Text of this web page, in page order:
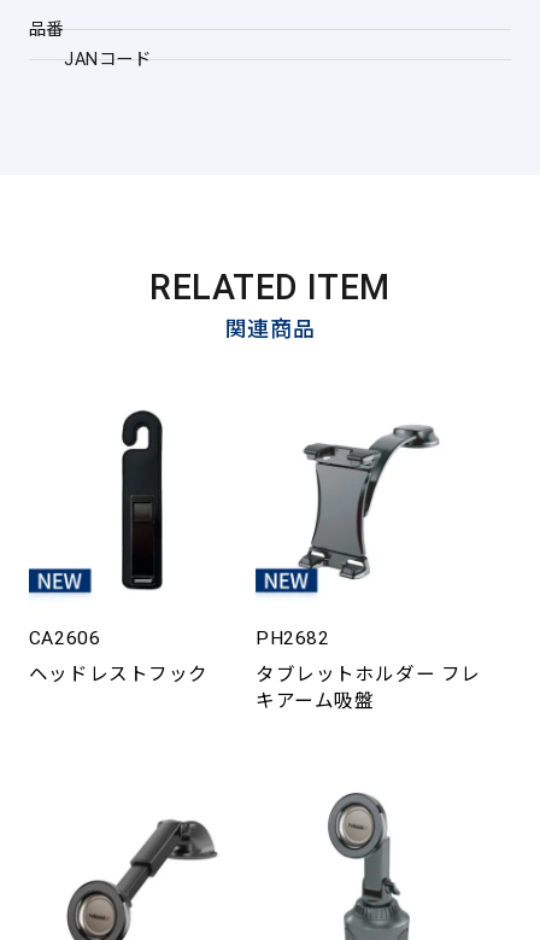
品番
JANコード
RELATED ITEM
関連商品
CA2606
ヘッドレストフック
PH2682
タブレットホルダー フレ
キアーム吸盤